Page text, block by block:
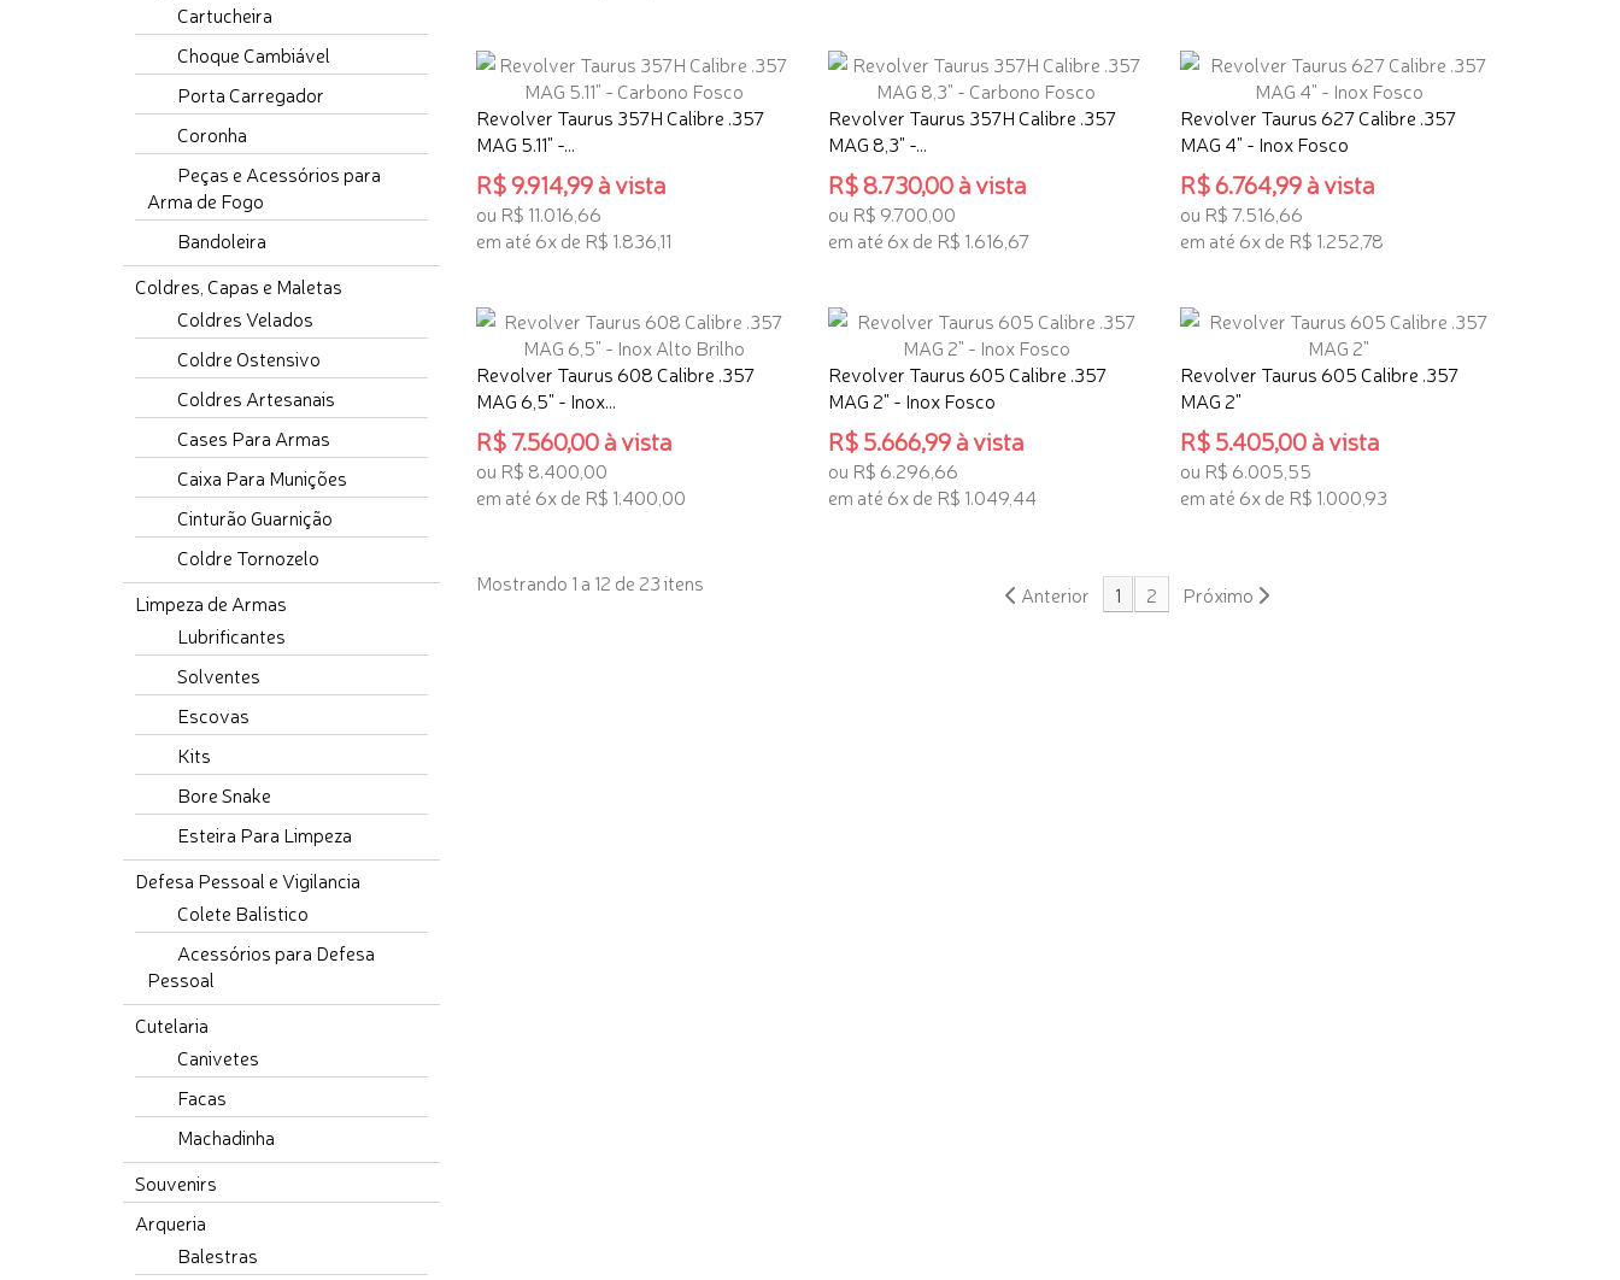
Cartucheira
Choque Cambiável
Porta Carregador
Coronha
Peças e Acessórios para
Arma de Fogo
Bandoleira
Coldres, Capas e Maletas
Coldres Velados
Coldre Ostensivo
Coldres Artesanais
Cases Para Armas
Caixa Para Munições
Cinturão Guarnição
Coldre Tornozelo
Limpeza de Armas
Lubrificantes
Solventes
Escovas
Kits
Bore Snake
Esteira Para Limpeza
Defesa Pessoal e Vigilancia
Colete Balístico
Acessórios para Defesa
Pessoal
Cutelaria
Canivetes
Facas
Machadinha
Souvenirs
Arqueria
Balestras
Revolver Taurus 357H Calibre .357
MAG 5.11" -...
R$ 9.914,99 à vista
ou R$ 11.016,66
em até 6x de R$ 1.836,11
Revolver Taurus 357H Calibre .357
MAG 8,3" -...
R$ 8.730,00 à vista
ou R$ 9.700,00
em até 6x de R$ 1.616,67
Revolver Taurus 627 Calibre .357
MAG 4" - Inox Fosco
R$ 6.764,99 à vista
ou R$ 7.516,66
em até 6x de R$ 1.252,78
Revolver Taurus 608 Calibre .357
MAG 6,5" - Inox...
R$ 7.560,00 à vista
ou R$ 8.400,00
em até 6x de R$ 1.400,00
Revolver Taurus 605 Calibre .357
MAG 2" - Inox Fosco
R$ 5.666,99 à vista
ou R$ 6.296,66
em até 6x de R$ 1.049,44
Revolver Taurus 605 Calibre .357
MAG 2"
R$ 5.405,00 à vista
ou R$ 6.005,55
em até 6x de R$ 1.000,93
Anterior 1 2 Próximo
Mostrando 1 a 12 de 23 itens